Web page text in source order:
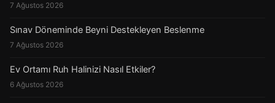
7 Ağustos 2026
Sınav Döneminde Beyni Destekleyen Beslenme
7 Ağustos 2026
Ev Ortamı Ruh Halinizi Nasıl Etkiler?
6 Ağustos 2026